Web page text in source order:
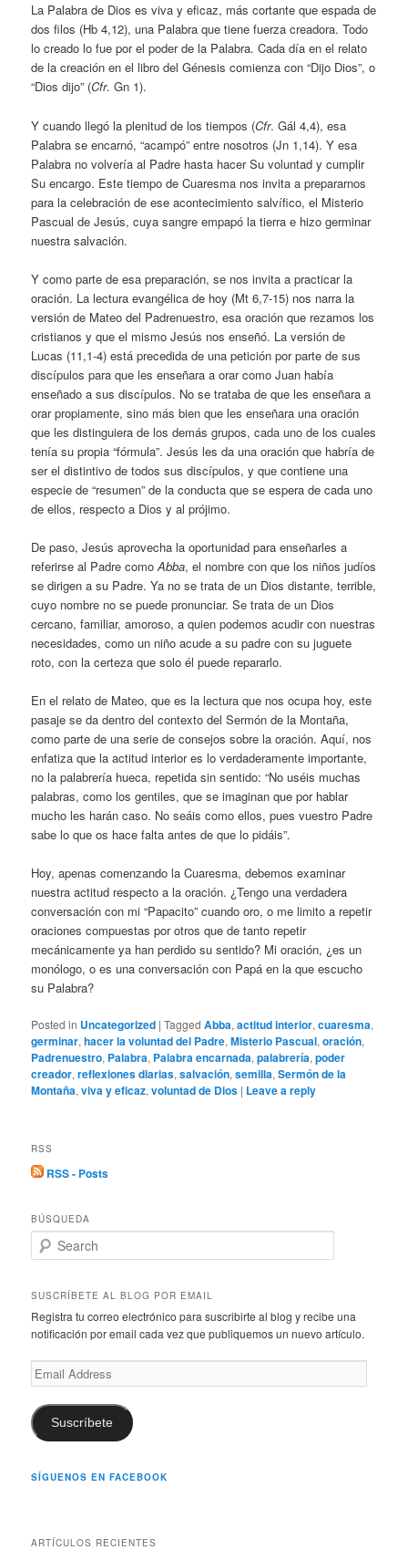
La Palabra de Dios es viva y eficaz, más cortante que espada de
dos filos (Hb 4,12), una Palabra que tiene fuerza creadora. Todo
lo creado lo fue por el poder de la Palabra. Cada día en el relato
de la creación en el libro del Génesis comienza con “Dijo Dios”, o
“Dios dijo” (Cfr. Gn 1).
Y cuando llegó la plenitud de los tiempos (Cfr. Gál 4,4), esa
Palabra se encarnó, “acampó” entre nosotros (Jn 1,14). Y esa
Palabra no volvería al Padre hasta hacer Su voluntad y cumplir
Su encargo. Este tiempo de Cuaresma nos invita a prepararnos
para la celebración de ese acontecimiento salvífico, el Misterio
Pascual de Jesús, cuya sangre empapó la tierra e hizo germinar
nuestra salvación.
Y como parte de esa preparación, se nos invita a practicar la
oración. La lectura evangélica de hoy (Mt 6,7-15) nos narra la
versión de Mateo del Padrenuestro, esa oración que rezamos los
cristianos y que el mismo Jesús nos enseñó. La versión de
Lucas (11,1-4) está precedida de una petición por parte de sus
discípulos para que les enseñara a orar como Juan había
enseñado a sus discípulos. No se trataba de que les enseñara a
orar propiamente, sino más bien que les enseñara una oración
que les distinguiera de los demás grupos, cada uno de los cuales
tenía su propia “fórmula”. Jesús les da una oración que habría de
ser el distintivo de todos sus discípulos, y que contiene una
especie de “resumen” de la conducta que se espera de cada uno
de ellos, respecto a Dios y al prójimo.
De paso, Jesús aprovecha la oportunidad para enseñarles a
referirse al Padre comoAbba, el nombre con que los niños judíos
se dirigen a su Padre. Ya no se trata de un Dios distante, terrible,
cuyo nombre no se puede pronunciar. Se trata de un Dios
cercano, familiar, amoroso, a quien podemos acudir con nuestras
necesidades, como un niño acude a su padre con su juguete
roto, con la certeza que solo él puede repararlo.
En el relato de Mateo, que es la lectura que nos ocupa hoy, este
pasaje se da dentro del contexto del Sermón de la Montaña,
como parte de una serie de consejos sobre la oración. Aquí, nos
enfatiza que la actitud interior es lo verdaderamente importante,
no la palabrería hueca, repetida sin sentido: “No uséis muchas
palabras, como los gentiles, que se imaginan que por hablar
mucho les harán caso. No seáis como ellos, pues vuestro Padre
sabe lo que os hace falta antes de que lo pidáis”.
Hoy, apenas comenzando la Cuaresma, debemos examinar
nuestra actitud respecto a la oración. ¿Tengo una verdadera
conversación con mi “Papacito” cuando oro, o me limito a repetir
oraciones compuestas por otros que de tanto repetir
mecánicamente ya han perdido su sentido? Mi oración, ¿es un
monólogo, o es una conversación con Papá en la que escucho
su Palabra?
Posted in Uncategorized |Tagged Abba,actitud interior,cuaresma,
germinar,hacer la voluntad del Padre,Misterio Pascual,oración,
Padrenuestro, Palabra, Palabra encarnada,palabrería,poder
creador,reflexiones diarias,salvación,semilla,Sermón de la
Montaña,viva y eficaz,voluntad de Dios | Leave a reply
RSS
RSS - Posts
BÚSQUEDA
e
r
h
SUSCRÍBETE AL BLOG POR EMAIL
Registra tu correo electrónico para suscribirte al blog y recibe una
notificación por email cada vez que publiquemos un nuevo artículo.
Email
Address
Suscríbete
SÍGUENOS EN FACEBOOK
ARTÍCULOS RECIENTES